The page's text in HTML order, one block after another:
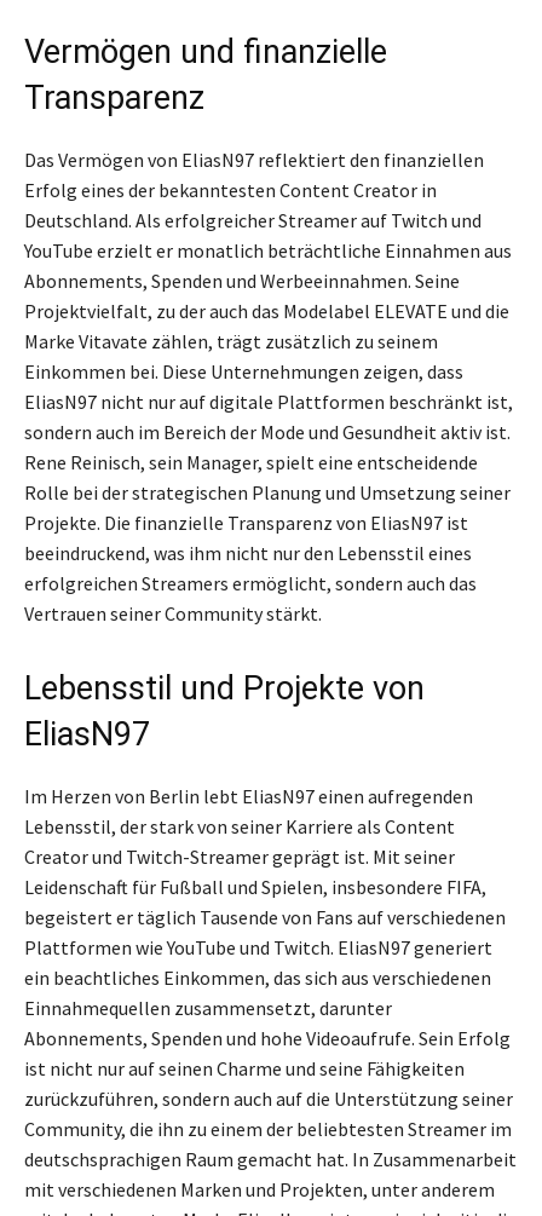
Vermögen und finanzielle
Transparenz
Das Vermögen von EliasN97 reflektiert den finanziellen
Erfolg eines der bekanntesten Content Creator in
Deutschland. Als erfolgreicher Streamer auf Twitch und
YouTube erzielt er monatlich beträchtliche Einnahmen aus
Abonnements, Spenden und Werbeeinnahmen. Seine
Projektvielfalt, zu der auch das Modelabel ELEVATE und die
Marke Vitavate zählen, trägt zusätzlich zu seinem
Einkommen bei. Diese Unternehmungen zeigen, dass
EliasN97 nicht nur auf digitale Plattformen beschränkt ist,
sondern auch im Bereich der Mode und Gesundheit aktiv ist.
Rene Reinisch, sein Manager, spielt eine entscheidende
Rolle bei der strategischen Planung und Umsetzung seiner
Projekte. Die finanzielle Transparenz von EliasN97 ist
beeindruckend, was ihm nicht nur den Lebensstil eines
erfolgreichen Streamers ermöglicht, sondern auch das
Vertrauen seiner Community stärkt.
Lebensstil und Projekte von
EliasN97
Im Herzen von Berlin lebt EliasN97 einen aufregenden
Lebensstil, der stark von seiner Karriere als Content
Creator und Twitch-Streamer geprägt ist. Mit seiner
Leidenschaft für Fußball und Spielen, insbesondere FIFA,
begeistert er täglich Tausende von Fans auf verschiedenen
Plattformen wie YouTube und Twitch. EliasN97 generiert
ein beachtliches Einkommen, das sich aus verschiedenen
Einnahmequellen zusammensetzt, darunter
Abonnements, Spenden und hohe Videoaufrufe. Sein Erfolg
ist nicht nur auf seinen Charme und seine Fähigkeiten
zurückzuführen, sondern auch auf die Unterstützung seiner
Community, die ihn zu einem der beliebtesten Streamer im
deutschsprachigen Raum gemacht hat. In Zusammenarbeit
mit verschiedenen Marken und Projekten, unter anderem